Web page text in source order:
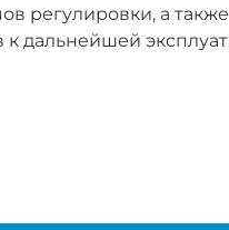
регулировки, а
к дальнейшей